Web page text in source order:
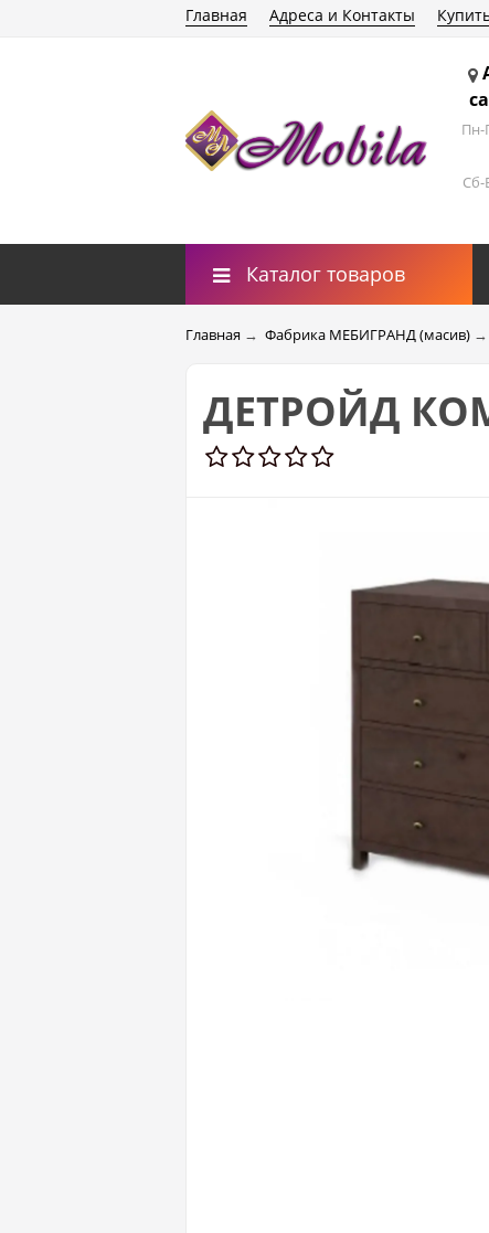
Главная Адреса и Контакты
Пн-
Сб-
Каталог товаров
Главная → Фабрика МЕБИГРАНД (масив) →
ДЕТРОЙД